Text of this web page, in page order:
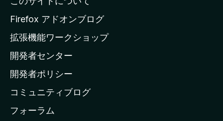
l
a
ホ
ー
ム
ー
ジ
Firefox アドオンブログ
拡張機能ワークショップ
開発者センター
開発者ポリシー
コミュニティブログ
フォーラム